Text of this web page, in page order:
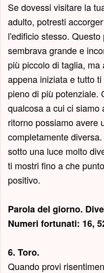
Se dovessi visitare la
adulto, potresti
l'edificio stesso.
sembrava grande e
più piccolo di taglia,
appena iniziata e tutto
pieno di più potenziale.
qualcosa a cui ci siamo
ritorno possiamo avere
completamente
sotto una luce molto
ti mostri fino a che
positivo.
Parola del giorno.
Numeri fortunati: 16,
6. Toro.
Quando provi